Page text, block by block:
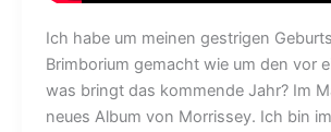
Ich habe um meinen gestrigen
Brimborium gemacht wie um den vor
was bringt das kommende Jahr? Im
neues Album von Morrissey. Ich bin